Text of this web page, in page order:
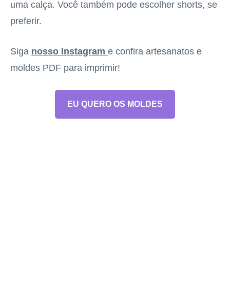
uma calça. Você também pode escolher shorts, se
preferir.
Siga nosso Instagram e confira artesanatos e
moldes PDF para imprimir!
EU QUERO OS MOLDES